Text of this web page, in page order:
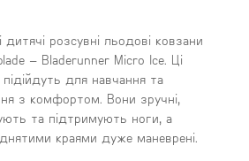
дитячі розсувні льодові ковзани
– Bladerunner Micro Ice. Ці
для навчання та
з комфортом. Вони зручні,
та підтримують ноги, а
краями дуже маневрені.